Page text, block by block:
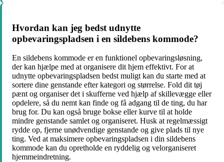
Hvordan kan jeg bedst udnytte
opbevaringspladsen i en sildebens kommode?
En sildebens kommode er en funktionel opbevaringsløsning,
der kan hjælpe med at organisere dit hjem effektivt. For at
udnytte opbevaringspladsen bedst muligt kan du starte med at
sortere dine genstande efter kategori og størrelse. Fold dit tøj
pænt og organiser det i skufferne ved hjælp af skillevægge eller
opdelere, så du nemt kan finde og få adgang til de ting, du har
brug for. Du kan også bruge bokse eller kurve til at holde
mindre genstande samlet og organiseret. Husk at regelmæssigt
rydde op, fjerne unødvendige genstande og give plads til nye
ting. Ved at maksimere opbevaringspladsen i din sildebens
kommode kan du opretholde en ryddelig og velorganiseret
hjemmeindretning.